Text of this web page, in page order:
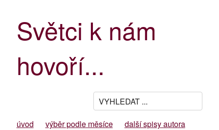
Světci k nám
hovoří...
úvod výběr podle měsíce
další spisy autora